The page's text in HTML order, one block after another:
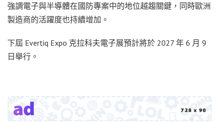
強調電子與半導體在國防專案中的地位越趨關鍵，同時歐洲
製造商的活躍度也持續增加。
下屆 Evertiq Expo 克拉科夫電子展預計將於 2027 年 6 月 9
日舉行。